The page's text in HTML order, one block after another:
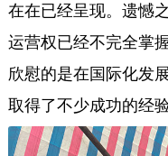
在在已经呈现。遗憾
运营权已经不完全掌
欣慰的是在国际化发
取得了不少成功的经验